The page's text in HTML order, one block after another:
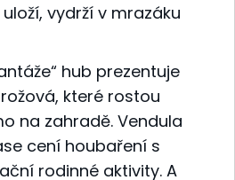
vydrží v mrazáku
hub prezentuje
které rostou
na zahradě. Vendula
cení houbaření s
rodinné aktivity. A